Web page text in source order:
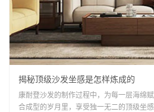
揭秘顶级沙发坐感是怎样炼成的
康耐登沙发的制作过程中，为每一层海绵
合成型的岁月里，享受独一无二的顶级坐感